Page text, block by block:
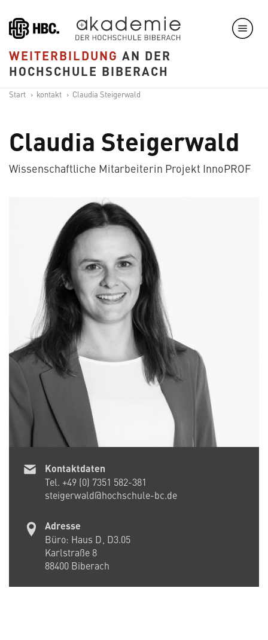
zum
Inhalt
WEITERBILDUNG AN DER
HOCHSCHULE BIBERACH
Start kontakt Claudia Steigerwald
Claudia Steigerwald
Wissenschaftliche Mitarbeiterin Projekt InnoPROF
Kontaktdaten
Tel. +49 (0) 7351 582-381
steigerwald@hochschule-bc.de
Adresse
Büro: Haus D D3.05
Karlstraße 8
88400 Biberach